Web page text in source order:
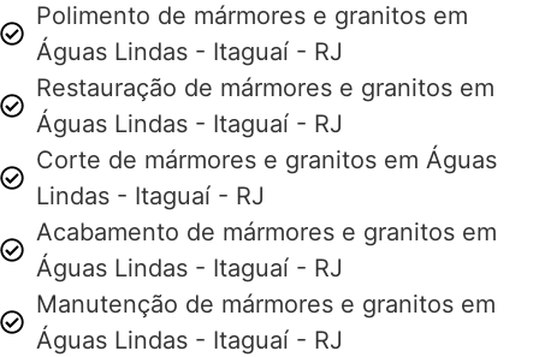
Polimento de mármores e granitos em
Águas Lindas - Itaguaí - RJ
Restauração de mármores e granitos em
Águas Lindas - Itaguaí - RJ
Corte de mármores e granitos em Águas
Lindas - Itaguaí - RJ
Acabamento de mármores e granitos em
Águas Lindas - Itaguaí - RJ
Manutenção de mármores e granitos em
Águas Lindas - Itaguaí - RJ